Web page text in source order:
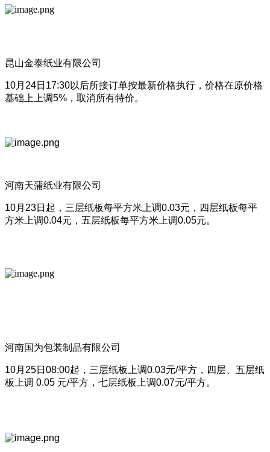
昆山金泰纸业有限公司
10月24日17:30以后所接订单按最新价格执行，价格在原价格
基础上上调5%，取消所有特价。
河南天蒲纸业有限公司
10月23日起，三层纸板每平方米上调0.03元，四层纸板每平
方米上调0.04元，五层纸板每平方米上调0.05元。
河南国为包装制品有限公司
10月25日08:00起，三层纸板上调0.03元/平方，四层、五层纸
板上调 0.05 元/平方，七层纸板上调0.07元/平方。